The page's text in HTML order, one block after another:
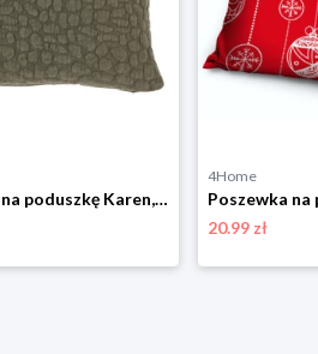
Poszewka na poduszkę Karen, 45 x 45 cm, oliwkowazieleń 4-Home
4Home
20.99 zł